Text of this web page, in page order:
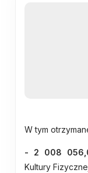
W tym
- 2 008
Kultury